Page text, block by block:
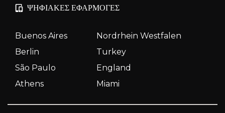
ΨΗΦΙΑΚΈΣ ΕΦΑΡΜΟΓΈΣ
Buenos Aires
Nordrhein Westfalen
Berlin
Turkey
São Paulo
England
Athens
Miami